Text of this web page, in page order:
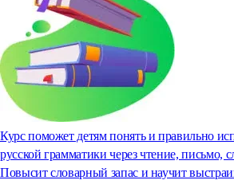
Курс поможет детям понять и правильно
русской грамматики через чтение, письмо,
Повысит словарный запас и научит